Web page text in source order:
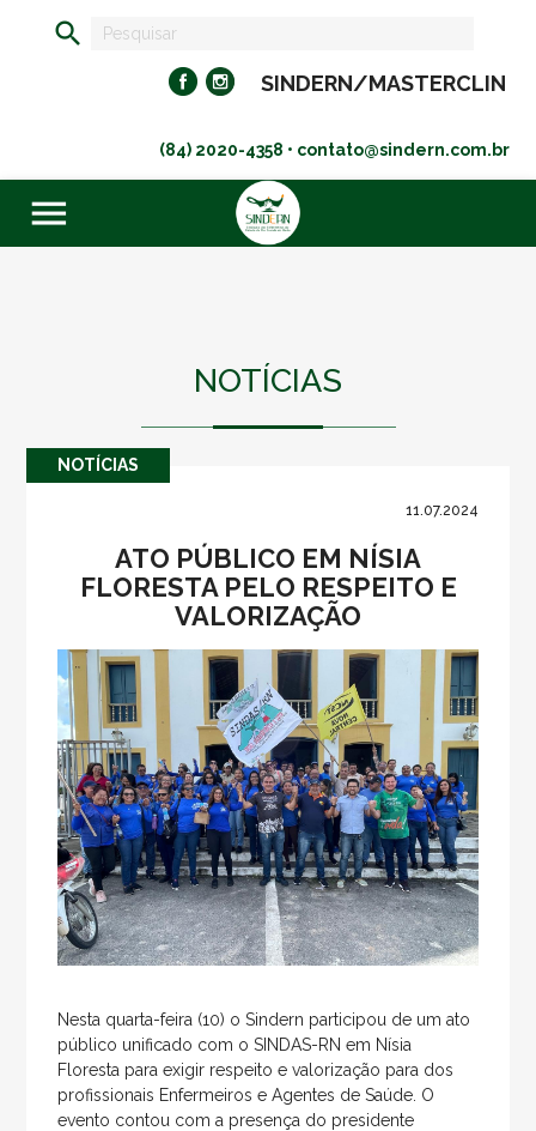
search
SINDERN/MASTERCLIN
(84) 2020-4358 • contato@sindern.com.br
menu
NOTÍCIAS
NOTÍ­CIAS
11.07.2024
ATO PÚBLICO EM NÍSIA
FLORESTA PELO RESPEITO E
VALORIZAÇÃO
Nesta quarta-feira (10) o Sindern participou de um ato
público unificado com o SINDAS-RN em Nísia
Floresta para exigir respeito e valorização para dos
profissionais Enfermeiros e Agentes de Saúde. O
evento contou com a presença do presidente